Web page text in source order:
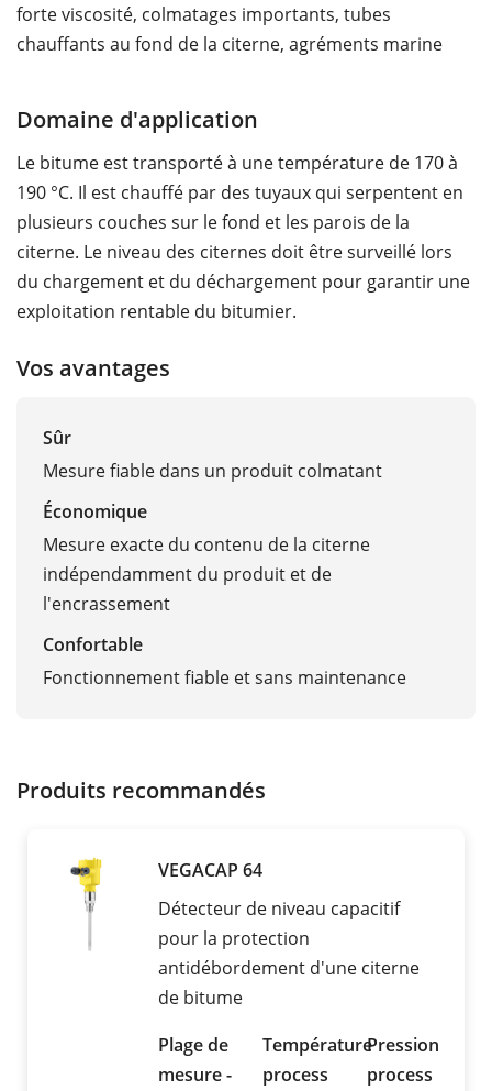
forte viscosité, colmatages importants, tubes
chauffants au fond de la citerne, agréments marine
Domaine d'application
Le bitume est transporté à une température de 170 à
190 °C. Il est chauffé par des tuyaux qui serpentent en
plusieurs couches sur le fond et les parois de la
citerne. Le niveau des citernes doit être surveillé lors
du chargement et du déchargement pour garantir une
exploitation rentable du bitumier.
Vos avantages
Sûr
Mesure fiable dans un produit colmatant
Économique
Mesure exacte du contenu de la citerne
indépendamment du produit et de
l'encrassement
Confortable
Fonctionnement fiable et sans maintenance
Produits recommandés
VEGACAP 64
Détecteur de niveau capacitif
pour la protection
antidébordement d'une citerne
de bitume
Plage de
mesure -
Température
process
Pression
process